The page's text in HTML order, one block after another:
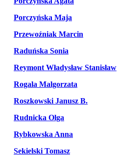
Porczyńska Maja
Przewoźniak Marcin
Raduńska Sonia
Reymont Władysław Stanisław
Rogala Malgorzata
Roszkowski Janusz B.
Rudnicka Olga
Rybkowska Anna
Sekielski Tomasz